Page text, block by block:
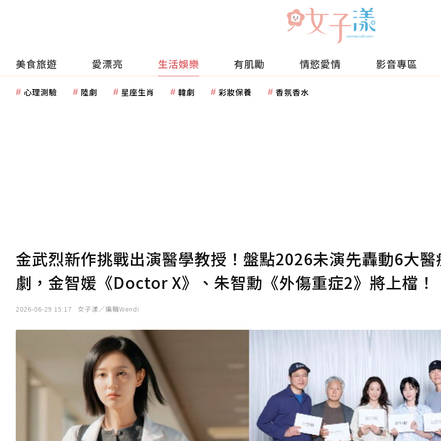
美食旅遊 愛漂亮 生活娛樂 有肌勵 情慾愛情 影音專區
心理測驗 陸劇 星座生肖 韓劇 彩妝保養 香氛香水
金武烈新作挑戰出演醫學教授！盤點2026未演先轟動6大醫
劇，金智媛《Doctor X》、朱智勳《外傷重症2》將上檔！
2026-06-29 15:17 女子漾／編輯Wendi